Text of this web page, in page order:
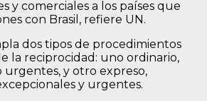
y comerciales a los países que
con Brasil, refiere UN.
dos tipos de procedimientos
la reciprocidad: uno ordinario,
urgentes, y otro expreso,
y urgentes.